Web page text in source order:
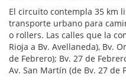
El circuito contempla 35 km
transporte urbano para
o rollers. Las calles que la
Rioja a Bv. Avellaneda), Bv.
de Febrero); Bv. 27 de
Av. San Martín (de Bv. 27 de